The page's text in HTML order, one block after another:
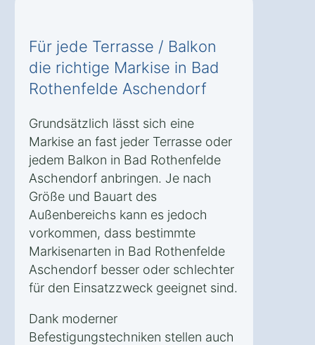
Für jede Terrasse / Balkon
die richtige Markise in Bad
Rothenfelde Aschendorf
Grundsätzlich lässt sich eine
Markise an fast jeder Terrasse oder
jedem Balkon in Bad Rothenfelde
Aschendorf anbringen. Je nach
Größe und Bauart des
Außenbereichs kann es jedoch
vorkommen, dass bestimmte
Markisenarten in Bad Rothenfelde
Aschendorf besser oder schlechter
für den Einsatzzweck geeignet sind.
Dank moderner
Befestigungstechniken stellen auch